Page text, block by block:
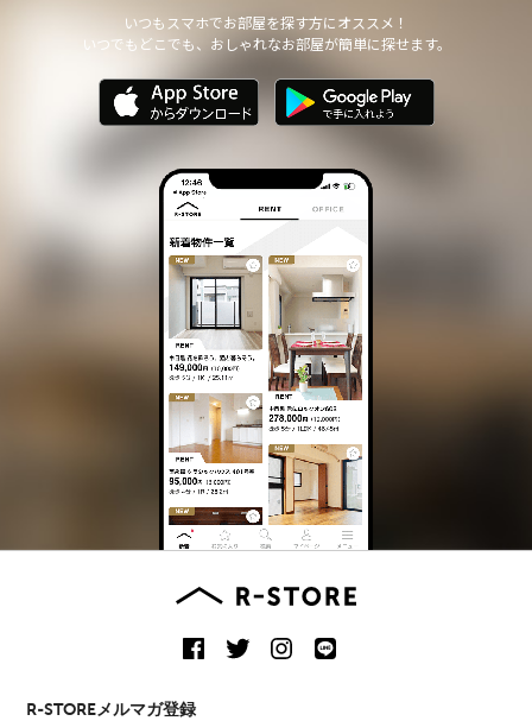
いつもスマホでお部屋を探す方にオススメ！
いつでもどこでも、おしゃれなお部屋が簡単に探せます。
R-STOREメルマガ登録